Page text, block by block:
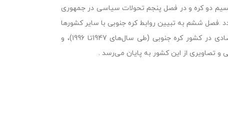
دو کره و در فصل پنجم تحولات سیاسی در جمهوری
زوایای مختلف تشریح می‌گردد .فصل ششم به تبیین روابط کره جنوبی با سایر کشورها
اختصاص می‌یابد .در فصل هفتم و هشتم، تجارب و استراتژی‌های توسعه اقتصادی در کشور کره جنوبی (طی سال‌های 1947تا 1996)، و
و تصاویری از این کشور به پایان می‌رسد .